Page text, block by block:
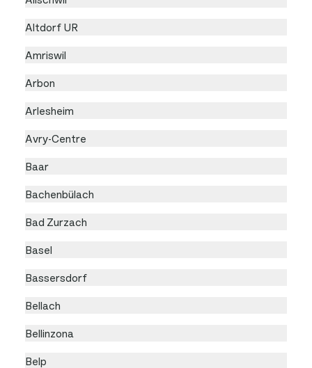
Altdorf UR
Amriswil
Arbon
Arlesheim
Avry-Centre
Baar
Bachenbülach
Bad Zurzach
Basel
Bassersdorf
Bellach
Bellinzona
Belp